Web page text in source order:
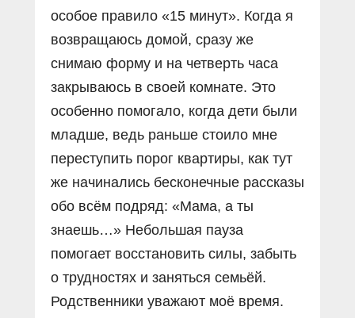
особое правило «15 минут». Когда я
возвращаюсь домой, сразу же
снимаю форму и на четверть часа
закрываюсь в своей комнате. Это
особенно помогало, когда дети были
младше, ведь раньше стоило мне
переступить порог квартиры, как тут
же начинались бесконечные рассказы
обо всём подряд: «Мама, а ты
знаешь…» Небольшая пауза
помогает восстановить силы, забыть
о трудностях и заняться семьёй.
Родственники уважают моё время.